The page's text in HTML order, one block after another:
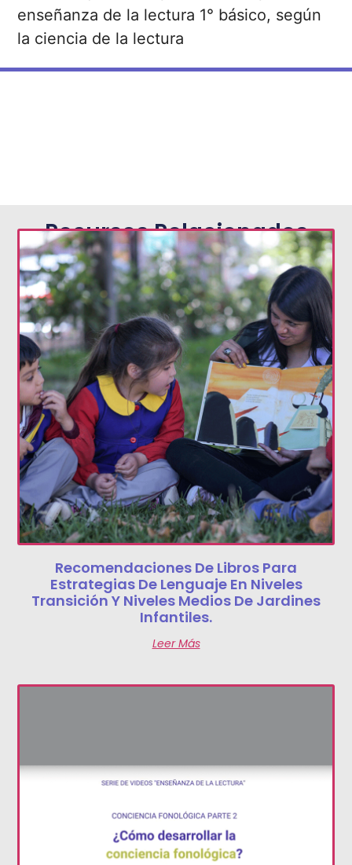
enseñanza de la lectura 1° básico, según
la ciencia de la lectura
Recursos Relacionados
Recomendaciones De Libros Para
Estrategias De Lenguaje En Niveles
Transición Y Niveles Medios De Jardines
Infantiles.
Leer Más